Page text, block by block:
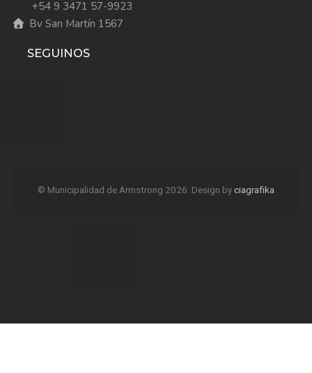
+54 9 3471 57-9923
Bv San Martín 1567
SEGUINOS
© Municipalidad de Armstrong 2026. Design byciagrafika